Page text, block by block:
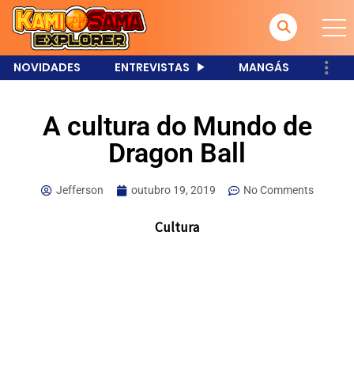
NOVIDADES ENTREVISTAS MANGÁS
A cultura do Mundo de
Dragon Ball
Jefferson outubro 19, 2019 No Comments
Cultura